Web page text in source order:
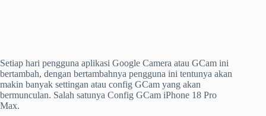
Setiap hari pengguna aplikasi Google Camera atau GCam ini
bertambah, dengan bertambahnya pengguna ini tentunya akan
makin banyak settingan atau config GCam yang akan
bermunculan. Salah satunya Config GCam iPhone 18 Pro
Max.